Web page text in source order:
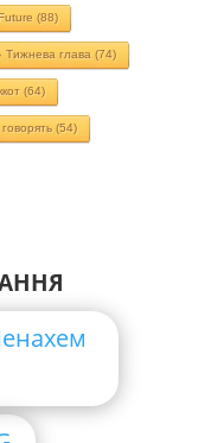
(88)
Тижнева глава (74)
(64)
(54)